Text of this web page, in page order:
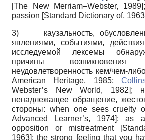
[The New Merriam–Webster, 1989]
passion [Standard Dictionary оf, 1963]
3) каузальность,
явлениями, событиями,
исследуемой лексемы
причины
неудовлетворенность кем/чем-
American Heritage, 1985;
Webster’s New World, 1982];
ненадлежащее обращение,
стороны: when one sees cruelty
Advanced Learner’s, 1974]; as a
opposition or mistreatment
[
1963]; the strong feeling that you